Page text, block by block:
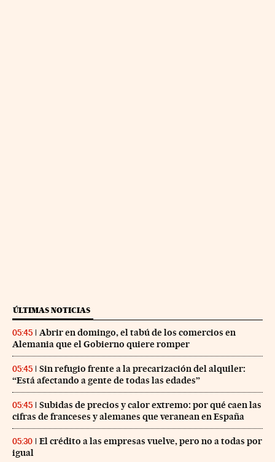
ÚLTIMAS NOTICIAS
05:45
Abrir en domingo, el tabú de los comercios en
Alemania que el Gobierno quiere romper
05:45
Sin refugio frente a la precarización del alquiler:
“Está afectando a gente de todas las edades”
05:45
Subidas de precios y calor extremo: por qué caen las
cifras de franceses y alemanes que veranean en España
05:30
El crédito a las empresas vuelve, pero no a todas por
igual